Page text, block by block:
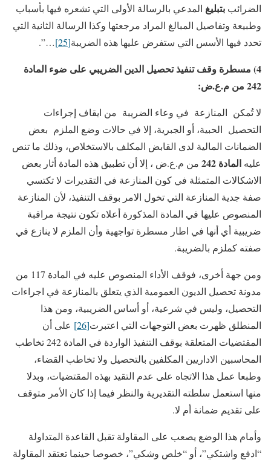
الضرائب بتبليغ المدعي بالرسالة الأولى التي تشعره فيها بأسباب
وطبيعة وتفاصيل المبالغ المراد مرجعتها وكذا الرسالة الثانية التي
تحدد فيها الأسس التي ستفرض عليها هذه الضريبة[25]
…”.
4) مسطرة وقف تنفيذ تحصيل الدين الضريبي على ضوء المادة
242 من م.ع.ض:
لا تُمكن المنازعة في وعاء الضريبة من ايقاف إجراءات
التحصيل الحبية، أو الجبرية، إلا في حالات وضع الملزم بعض
الضمانات المالية لدى القابض المكلف بالاستخلاص، وذلك ما تنص
عليه المادة 242
من م.ع.ض ، إلا أن تطبيق هذه المادة أثار بعض
الاشكالات المتمثلة في كون المنازعة في التقديرات لا تكتسي
صفة جدية المنازعة التي تخول الامر بوقف التنفيذ، لأن المنازعة
المنصوص عليها في المادة المذكورة أعلاه تكون نتيجة مراقبة
ضريبية أي أنها في اطار مسطرة تواجهية وأن الملزم لا ينازع في
صفته كملزم بالضريبة.
ومن جهة أخرى، فوقف الأداء المنصوص عليه في المادة 117 من
مدونة تحصيل الديون العمومية الذي يتعلق بالمنازعة في اجراءات
التحصيل، وليس في شرعية، أو أساس الضريبية، ومن هذا
المنطلق ظهرت بعض التوجهات التي اعتبرت[26]
على أن
المقتضيات المتعلقة بوقف التنفيذ الواردة في المادة 242 تخاطب
المحاسبين الاداريين المكلفين بالتحصيل ولا تخاطب القضاء،
وطبعا عمل هذا الاتجاه على عدم التقيد بهذه المقتضيات، وبدلا
منها استعمل سلطته التقديرية والنظر فيما إذا كان الأمر متوقف
على تقديم ضمانة أم لا.
وأمام هذا الوضع يصعب على المقاولة تقبل القاعدة المتداولة
“ادفع واشتكي”، أو “خلص وشكي”، خصوصا حينما تعتقد المقاولة